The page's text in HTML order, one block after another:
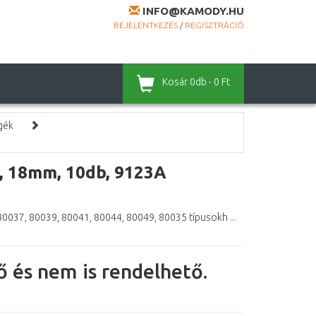
INFO@KAMODY.HU
BEJELENTKEZÉS / REGISZTRÁCIÓ
Kosár 0db - 0 Ft
10db, 9123A
80039, 80041, 80044, 80049, 80035 típusokh ...
nem is rendelhető.